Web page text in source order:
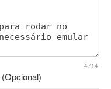
4714
(Opcional)